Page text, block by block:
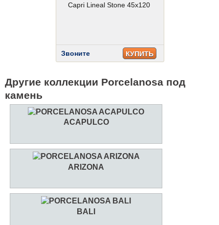
Capri Lineal Stone 45x120
Звоните КУПИТЬ
Другие коллекции Porcelanosa под
камень
ACAPULCO
ARIZONA
BALI